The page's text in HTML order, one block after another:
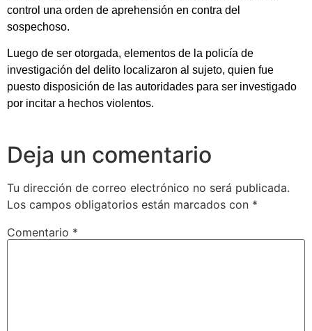
control una orden de aprehensión en contra del
sospechoso.
Luego de ser otorgada, elementos de la policía de
investigación del delito localizaron al sujeto, quien fue
puesto disposición de las autoridades para ser investigado
por incitar a hechos violentos.
Deja un comentario
Tu dirección de correo electrónico no será publicada.
Los campos obligatorios están marcados con *
Comentario *